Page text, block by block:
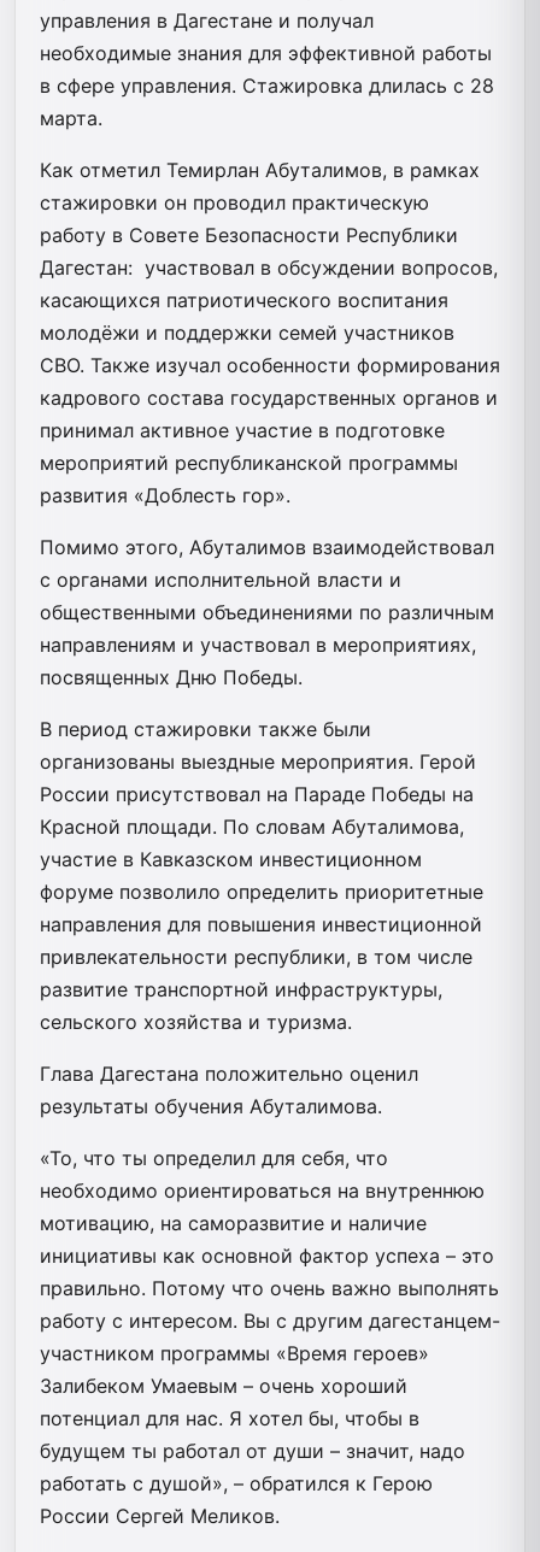
управления в Дагестане и получал
необходимые знания для эффективной работы
в сфере управления. Стажировка длилась с 28
марта.
Как отметил Темирлан Абуталимов, в рамках
стажировки он проводил практическую
работу в Совете Безопасности Республики
Дагестан: участвовал в обсуждении вопросов,
касающихся патриотического воспитания
молодёжи и поддержки семей участников
СВО. Также изучал особенности формирования
кадрового состава государственных органов и
принимал активное участие в подготовке
мероприятий республиканской программы
развития «Доблесть гор».
Помимо этого, Абуталимов взаимодействовал
с органами исполнительной власти и
общественными объединениями по различным
направлениям и участвовал в мероприятиях,
посвященных Дню Победы.
В период стажировки также были
организованы выездные мероприятия. Герой
России присутствовал на Параде Победы на
Красной площади. По словам Абуталимова,
участие в Кавказском инвестиционном
форуме позволило определить приоритетные
направления для повышения инвестиционной
привлекательности республики, в том числе
развитие транспортной инфраструктуры,
сельского хозяйства и туризма.
Глава Дагестана положительно оценил
результаты обучения Абуталимова.
«То, что ты определил для себя, что
необходимо ориентироваться на внутреннюю
мотивацию, на саморазвитие и наличие
инициативы как основной фактор успеха – это
правильно. Потому что очень важно выполнять
работу с интересом. Вы с другим дагестанцем-
участником программы «Время героев»
Залибеком Умаевым – очень хороший
потенциал для нас. Я хотел бы, чтобы в
будущем ты работал от души – значит, надо
работать с душой», – обратился к Герою
России Сергей Меликов.